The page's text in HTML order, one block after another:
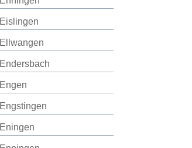
Eislingen
Ellwangen
Endersbach
Engen
Engstingen
Eningen